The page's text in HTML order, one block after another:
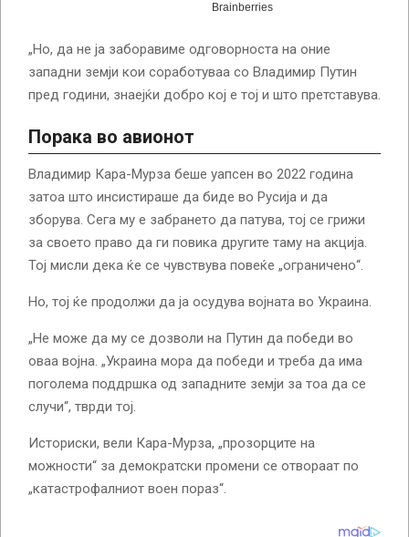
„Но, да не ја заборавиме одговорноста на оние
западни земји кои соработуваа со Владимир Путин
пред години, знаејќи добро кој е тој и што претставува.
Порака во авионот
Владимир Кара-Мурза беше уапсен во 2022 година
затоа што инсистираше да биде во Русија и да
зборува. Сега му е забрането да патува, тој се грижи
за своето право да ги повика другите таму на акција.
Тој мисли дека ќе се чувствува повеќе „ограничено“.
Но, тој ќе продолжи да ја осудува војната во Украина.
„Не може да му се дозволи на Путин да победи во
оваа војна. „Украина мора да победи и треба да има
поголема поддршка од западните земји за тоа да се
случи“, тврди тој.
Историски, вели Кара-Мурза, „прозорците на
можности“ за демократски промени се отвораат по
„катастрофалниот воен пораз“.